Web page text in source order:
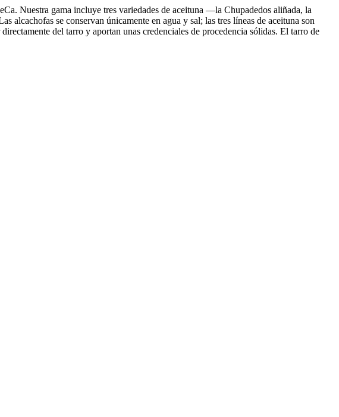
Nuestra gama incluye tres variedades de aceituna —la Chupadedos aliñada, la
se conservan únicamente en agua y sal; las tres líneas de aceituna son
del tarro y aportan unas credenciales de procedencia sólidas. El tarro de